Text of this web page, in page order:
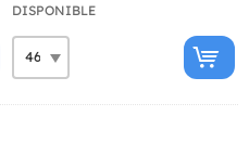
DISPONIBLE